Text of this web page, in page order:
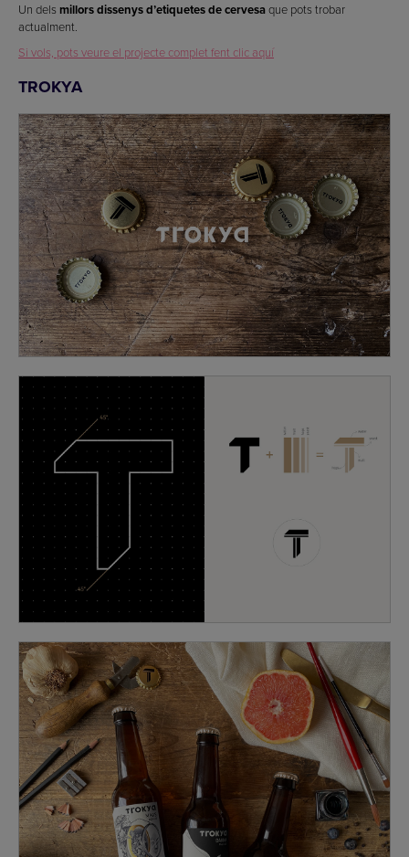
Un dels millors dissenys d’etiquetes de cervesaque pots trobar
actualment.
Si vols, pots veure el projecte complet fent clic aquí
TROKYA